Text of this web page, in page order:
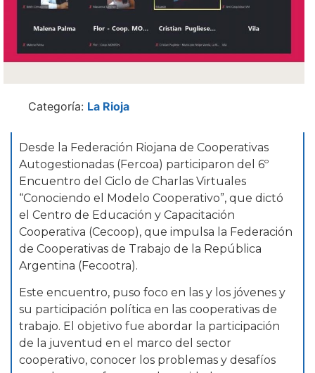
Categoría: La Rioja
Desde la Federación Riojana de Cooperativas
Autogestionadas (Fercoa) participaron del 6º
Encuentro del Ciclo de Charlas Virtuales
“Conociendo el Modelo Cooperativo”, que dictó
el Centro de Educación y Capacitación
Cooperativa (Cecoop), que impulsa la Federación
de Cooperativas de Trabajo de la República
Argentina (Fecootra).
Este encuentro, puso foco en las y los jóvenes y
su participación política en las cooperativas de
trabajo. El objetivo fue abordar la participación
de la juventud en el marco del sector
cooperativo, conocer los problemas y desafíos